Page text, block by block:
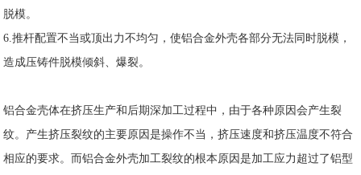
脱模。
6.推杆配置不当或顶出力不均匀，使铝合金外壳各部分无法同时脱模，
造成压铸件脱模倾斜、爆裂。
铝合金壳体在挤压生产和后期深加工过程中，由于各种原因会产生裂
纹。产生挤压裂纹的主要原因是操作不当，挤压速度和挤压温度不符合
相应的要求。而铝合金外壳加工裂纹的根本原因是加工应力超过了铝型